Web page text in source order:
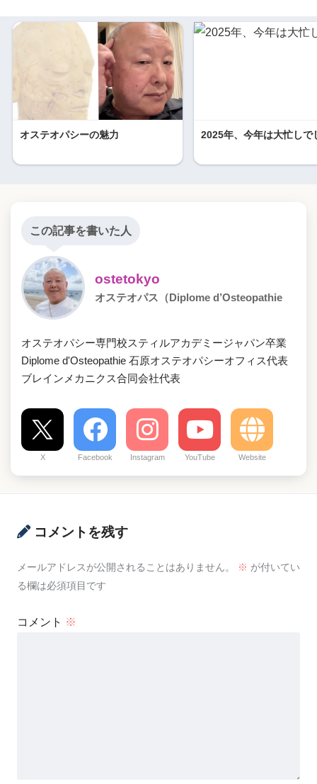
オステオパシーの魅力 2025年、今年は大忙しで
この記事を書いた人
ostetokyo
オステオパス（Diplome d’Osteopathie
オステオパシー専門校スティルアカデミージャパン卒業
Diplome d'Osteopathie 石原オステオパシーオフィス代表
ブレインメカニクス合同会社代表
X Facebook Instagram YouTube Website
コメントを残す
メールアドレスが公開されることはありません。 ※ が付いてい
る欄は必須項目です
コメント ※